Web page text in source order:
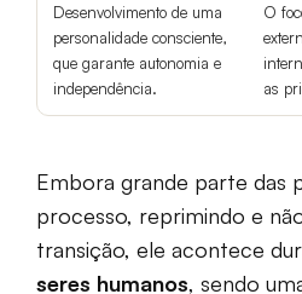
Desenvolvimento de uma
personalidade consciente,
que garante autonomia e
independência.
O
as
Embora grande parte das
processo, reprimindo e
transição, ele acontece
seres humanos, sendo